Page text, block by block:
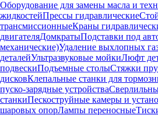
Оборудование для замены масла и
жидкостейПрессы гидравлические
трансмиссионныеКраны
двигателяДомкратыПодставки под
механические)Удаление выхлопных
деталейУльтразвуковые мойкиЛюфт
подвескиПодъемные столыСтяжки
дисковКлепальные станки для
пуско-зарядные устройства
станкиПескоструйные камеры и
шаровых опорЛампы переносные